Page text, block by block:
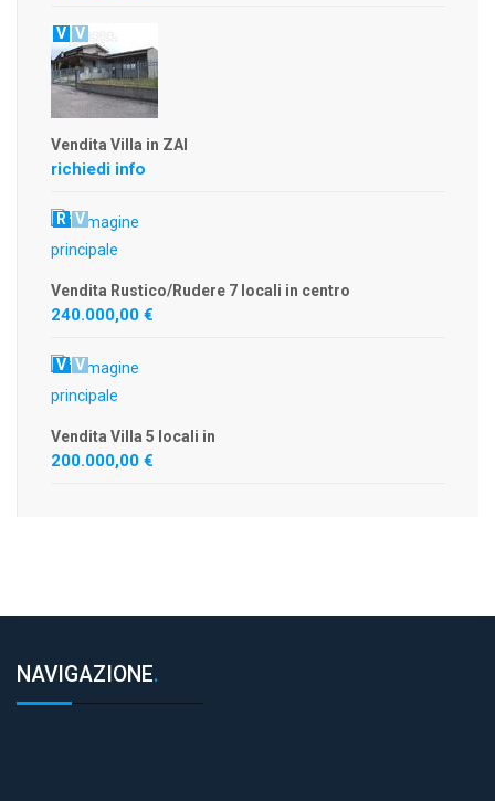
V V
Vendita Villa in ZAI
richiedi info
R V
Vendita Rustico/Rudere 7 locali in centro
240.000,00 €
V V
Vendita Villa 5 locali in
200.000,00 €
NAVIGAZIONE.